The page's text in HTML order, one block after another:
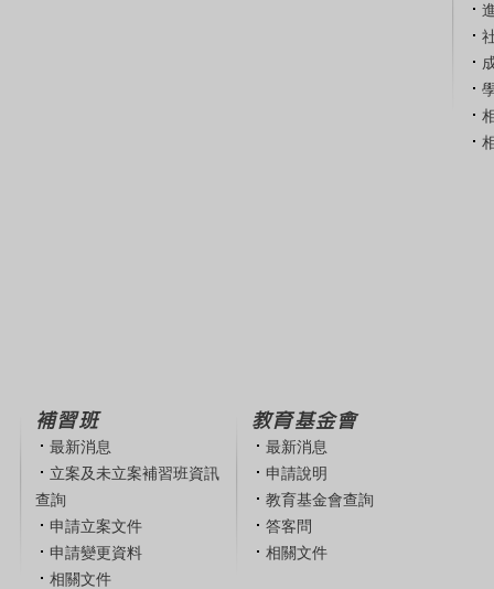
補習班
最新消息
立案及未立案補習班資訊
查詢
申請立案文件
申請變更資料
相關文件
教育基金會
最新消息
申請說明
教育基金會查詢
答客問
相關文件